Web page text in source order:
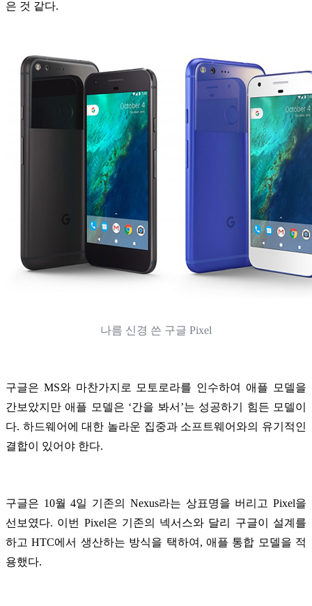
은 것 같다.
나름 신경 쓴 구글 Pixel
구글은 MS와 마찬가지로 모토로라를 인수하여 애플 모델을
간보았지만 애플 모델은 ‘간을 봐서’는 성공하기 힘든 모델이
다. 하드웨어에 대한 놀라운 집중과 소프트웨어와의 유기적인
결합이 있어야 한다.
구글은 10월 4일 기존의 Nexus라는 상표명을 버리고 Pixel을
선보였다. 이번 Pixel은 기존의 넥서스와 달리 구글이 설계를
하고 HTC에서 생산하는 방식을 택하여, 애플 통합 모델을 적
용했다.